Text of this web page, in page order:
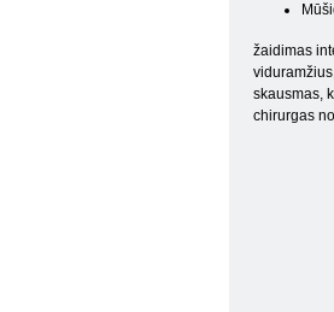
žaidimas
skausmas,
chirurgas